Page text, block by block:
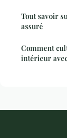
Tout savoir
assuré
Comment
intérieur